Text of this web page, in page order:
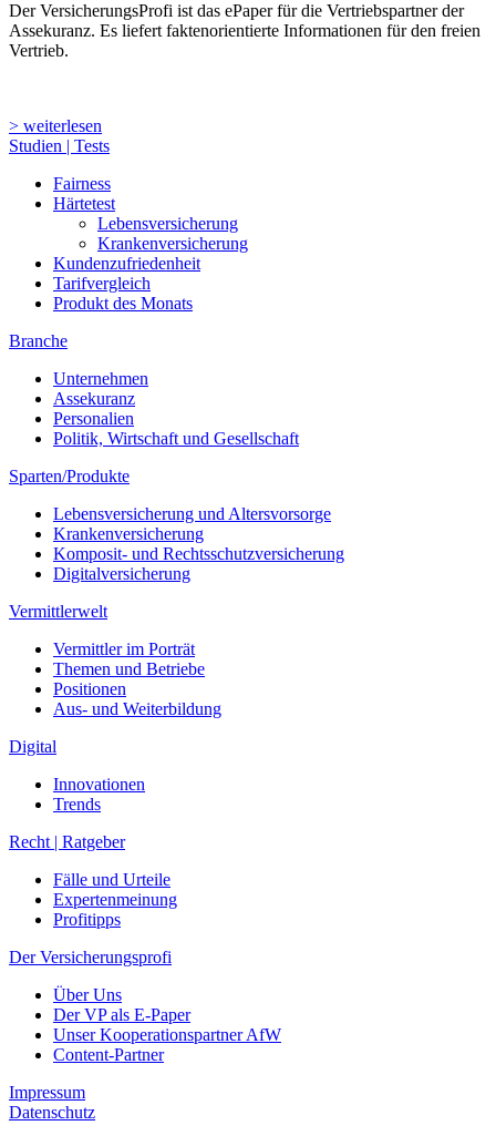
Der VersicherungsProfi ist das ePaper für die Vertriebspartner der
Assekuranz. Es liefert faktenorientierte Informationen für den freien
Vertrieb.
> weiterlesen
Studien | Tests
Fairness
Härtetest
Lebensversicherung
Krankenversicherung
Kundenzufriedenheit
Tarifvergleich
Produkt des Monats
Branche
Unternehmen
Assekuranz
Personalien
Politik, Wirtschaft und Gesellschaft
Sparten/Produkte
Lebensversicherung und Altersvorsorge
Krankenversicherung
Komposit- und Rechtsschutzversicherung
Digitalversicherung
Vermittlerwelt
Vermittler im Porträt
Themen und Betriebe
Positionen
Aus- und Weiterbildung
Digital
Innovationen
Trends
Recht | Ratgeber
Fälle und Urteile
Expertenmeinung
Profitipps
Der Versicherungsprofi
Über Uns
Der VP als E-Paper
Unser Kooperationspartner AfW
Content-Partner
Impressum
Datenschutz